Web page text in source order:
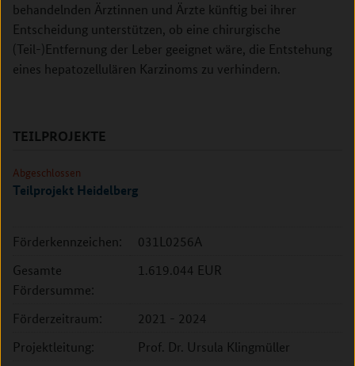
behandelnden Ärztinnen und Ärzte künftig bei ihrer
Entscheidung unterstützen, ob eine chirurgische
(Teil-)Entfernung der Leber geeignet wäre, die Entstehung
eines hepatozellulären Karzinoms zu verhindern.
TEILPROJEKTE
Abgeschlossen
Teilprojekt Heidelberg
Förderkennzeichen:
031L0256A
Gesamte
Fördersumme:
1.619.044 EUR
Förderzeitraum:
2021 - 2024
Projektleitung:
Prof. Dr. Ursula Klingmüller